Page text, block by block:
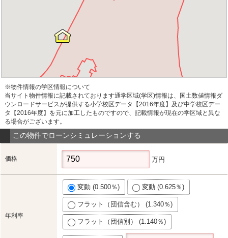
※物件情報の学区情報について
当サイト物件情報に記載されております通学区域(学区)情報は、国土数値情報ダ
ウンロードサービスが提供する小学校区データ【2016年度】及び中学校区デー
タ【2016年度】を元に加工したものですので、記載情報が現在の学区域と異な
る場合がございます。
この物件でローンシミュレーションする
価格 万円
年利率
変動 (0.500％) 変動 (0.625％)
フラット（団信含む） (1.340％)
フラット（団信別） (1.140％)